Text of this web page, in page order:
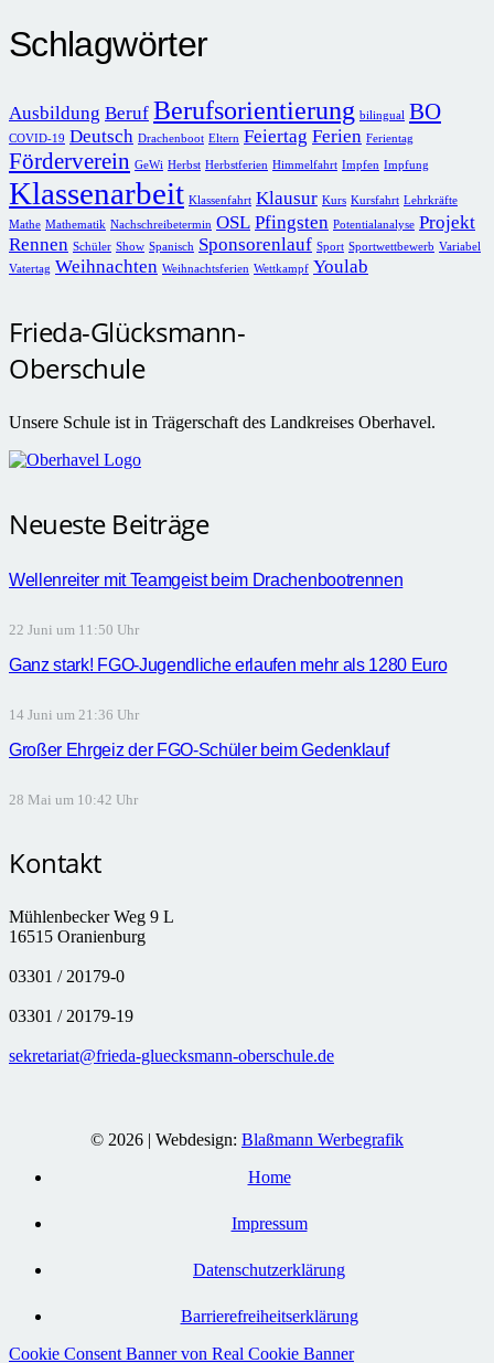
Schlagwörter
Ausbildung Beruf Berufsorientierung bilingual BO
COVID-19 Deutsch Drachenboot Eltern Feiertag Ferien Ferientag
Förderverein GeWi Herbst Herbstferien Himmelfahrt Impfen Impfung
Klassenarbeit Klassenfahrt Klausur Kurs Kursfahrt Lehrkräfte
Mathe Mathematik Nachschreibetermin OSL Pfingsten Potentialanalyse Projekt
Rennen Schüler Show Spanisch Sponsorenlauf Sport Sportwettbewerb Variabel
Vatertag Weihnachten Weihnachtsferien Wettkampf Youlab
Frieda-Glücksmann-
Oberschule
Unsere Schule ist in Trägerschaft des Landkreises Oberhavel.
Neueste Beiträge
Wellenreiter mit Teamgeist beim Drachenbootrennen
22 Juni um 11:50 Uhr
Ganz stark! FGO-Jugendliche erlaufen mehr als 1280 Euro
14 Juni um 21:36 Uhr
Großer Ehrgeiz der FGO-Schüler beim Gedenklauf
28 Mai um 10:42 Uhr
Kontakt
Mühlenbecker Weg 9 L
16515 Oranienburg
03301 / 20179-0
03301 / 20179-19
sekretariat@frieda-gluecksmann-oberschule.de
© 2026 | Webdesign: Blaßmann Werbegrafik
Home
Impressum
Datenschutzerklärung
Barrierefreiheitserklärung
Cookie Consent Banner von Real Cookie Banner